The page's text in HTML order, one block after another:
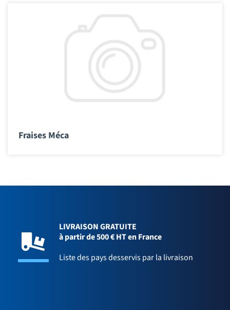
Fraises Méca
LIVRAISON GRATUITE
à partir de 500 € HT en France
Liste des pays desservis par la livraison